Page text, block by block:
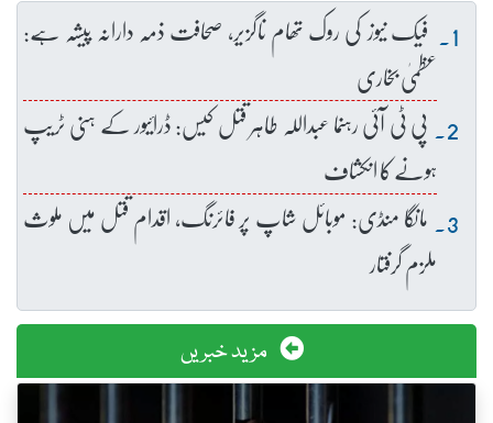
فیک نیوز کی روک تھام ناگزیر، صحافت ذمہ دارانہ پیشہ ہے:
عظمیٰ بخاری
پی ٹی آئی رہنما عبداللہ طاہر قتل کیس: ڈرائیور کے ہنی ٹریپ
ہونے کا انکشاف
مانگا منڈی: موبائل شاپ پر فائرنگ، اقدام قتل میں ملوث
ملزم گرفتار
مزید خبریں